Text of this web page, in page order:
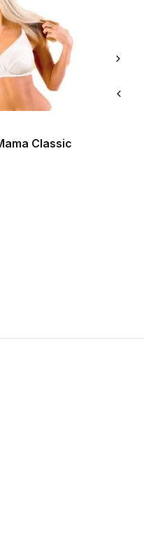
Classic